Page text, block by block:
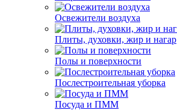
Освежители воздуха
Плиты, духовки, жир и нагар
Полы и поверхности
Послестроительная уборка
Посуда и ПММ